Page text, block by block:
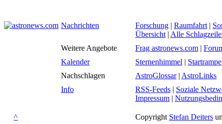
Nachrichten Forschung | Raumfahrt |
Übersicht | Alle
Weitere Angebote
Frag astronews.com |
Kalender
Sternenhimmel | Startrampe
Nachschlagen
AstroGlossar| AstroLinks
Info
RSS-Feeds | Soziale
Impressum |
^ Copyright Stefan Deiters